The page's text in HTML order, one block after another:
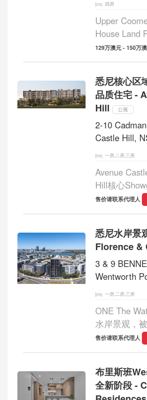
四房
Upper
House Land
登场 位于
Tamborine
将迎来全新
买家带来兼
潜力的置...
129万澳元 - 150万
悉尼核心区
品质住宅 -
Hill
公寓
2-10
Castle Hill,
一房,二房,三房
Avenue
Hill核心
区域，推出
房、2房、3
站仅约550米
优势。项目
设计...
售价请联系代理人
悉尼水岸景
Florence &
3 & 9
Wentworth
一房,二房,三房
ONE The
水岸景观，
公园与园林
自然与都市
美学为核心
所Stanisic
售价请联系代理人
布里斯班
全新阶段 -